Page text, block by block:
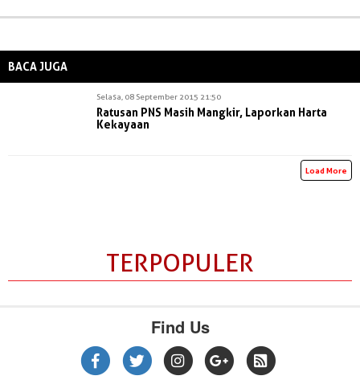
BACA JUGA
Selasa, 08 September 2015 21:50
Ratusan PNS Masih Mangkir, Laporkan Harta
Kekayaan
Load More
TERPOPULER
Find Us